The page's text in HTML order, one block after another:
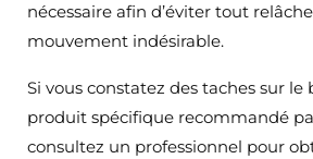
nécessaire afin d’éviter tout
mouvement indésirable.
Si vous constatez des taches sur le
produit spécifique recommandé
consultez un professionnel pour